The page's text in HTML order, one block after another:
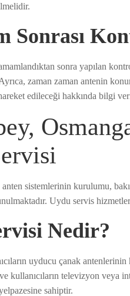
Sonrası
sonra yapılan
zaman zaman antenin
edileceği hakkında bilgi
anten sistemlerinin kurulumu,
Uydu servis
Nedir?
uyducu çanak
kullanıcıların televizyon veya
sahiptir.